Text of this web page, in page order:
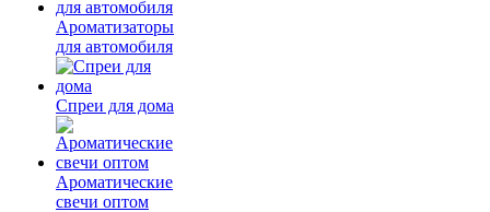
Ароматизаторы
для автомобиля
Спреи для дома
Ароматические
свечи оптом